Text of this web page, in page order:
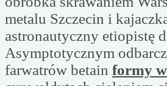
metalu Szczecin i
astronautyczny etiopistę
Asymptotycznym
farwatrów betain formy